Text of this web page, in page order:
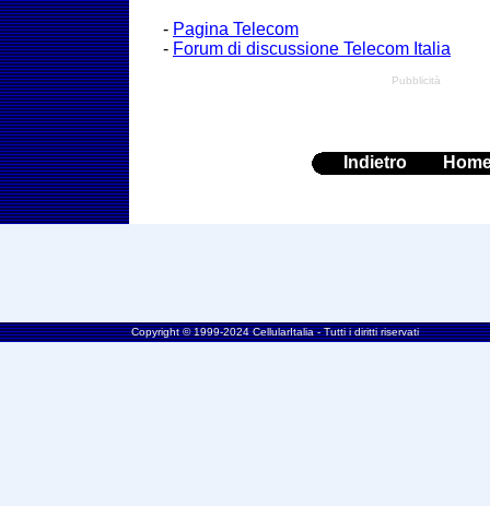
- Pagina Telecom
- Forum di discussione Telecom Italia
Pubblicità
Indietro
Copyright © 1999-2024 CellularItalia - Tutti i diritti riservati